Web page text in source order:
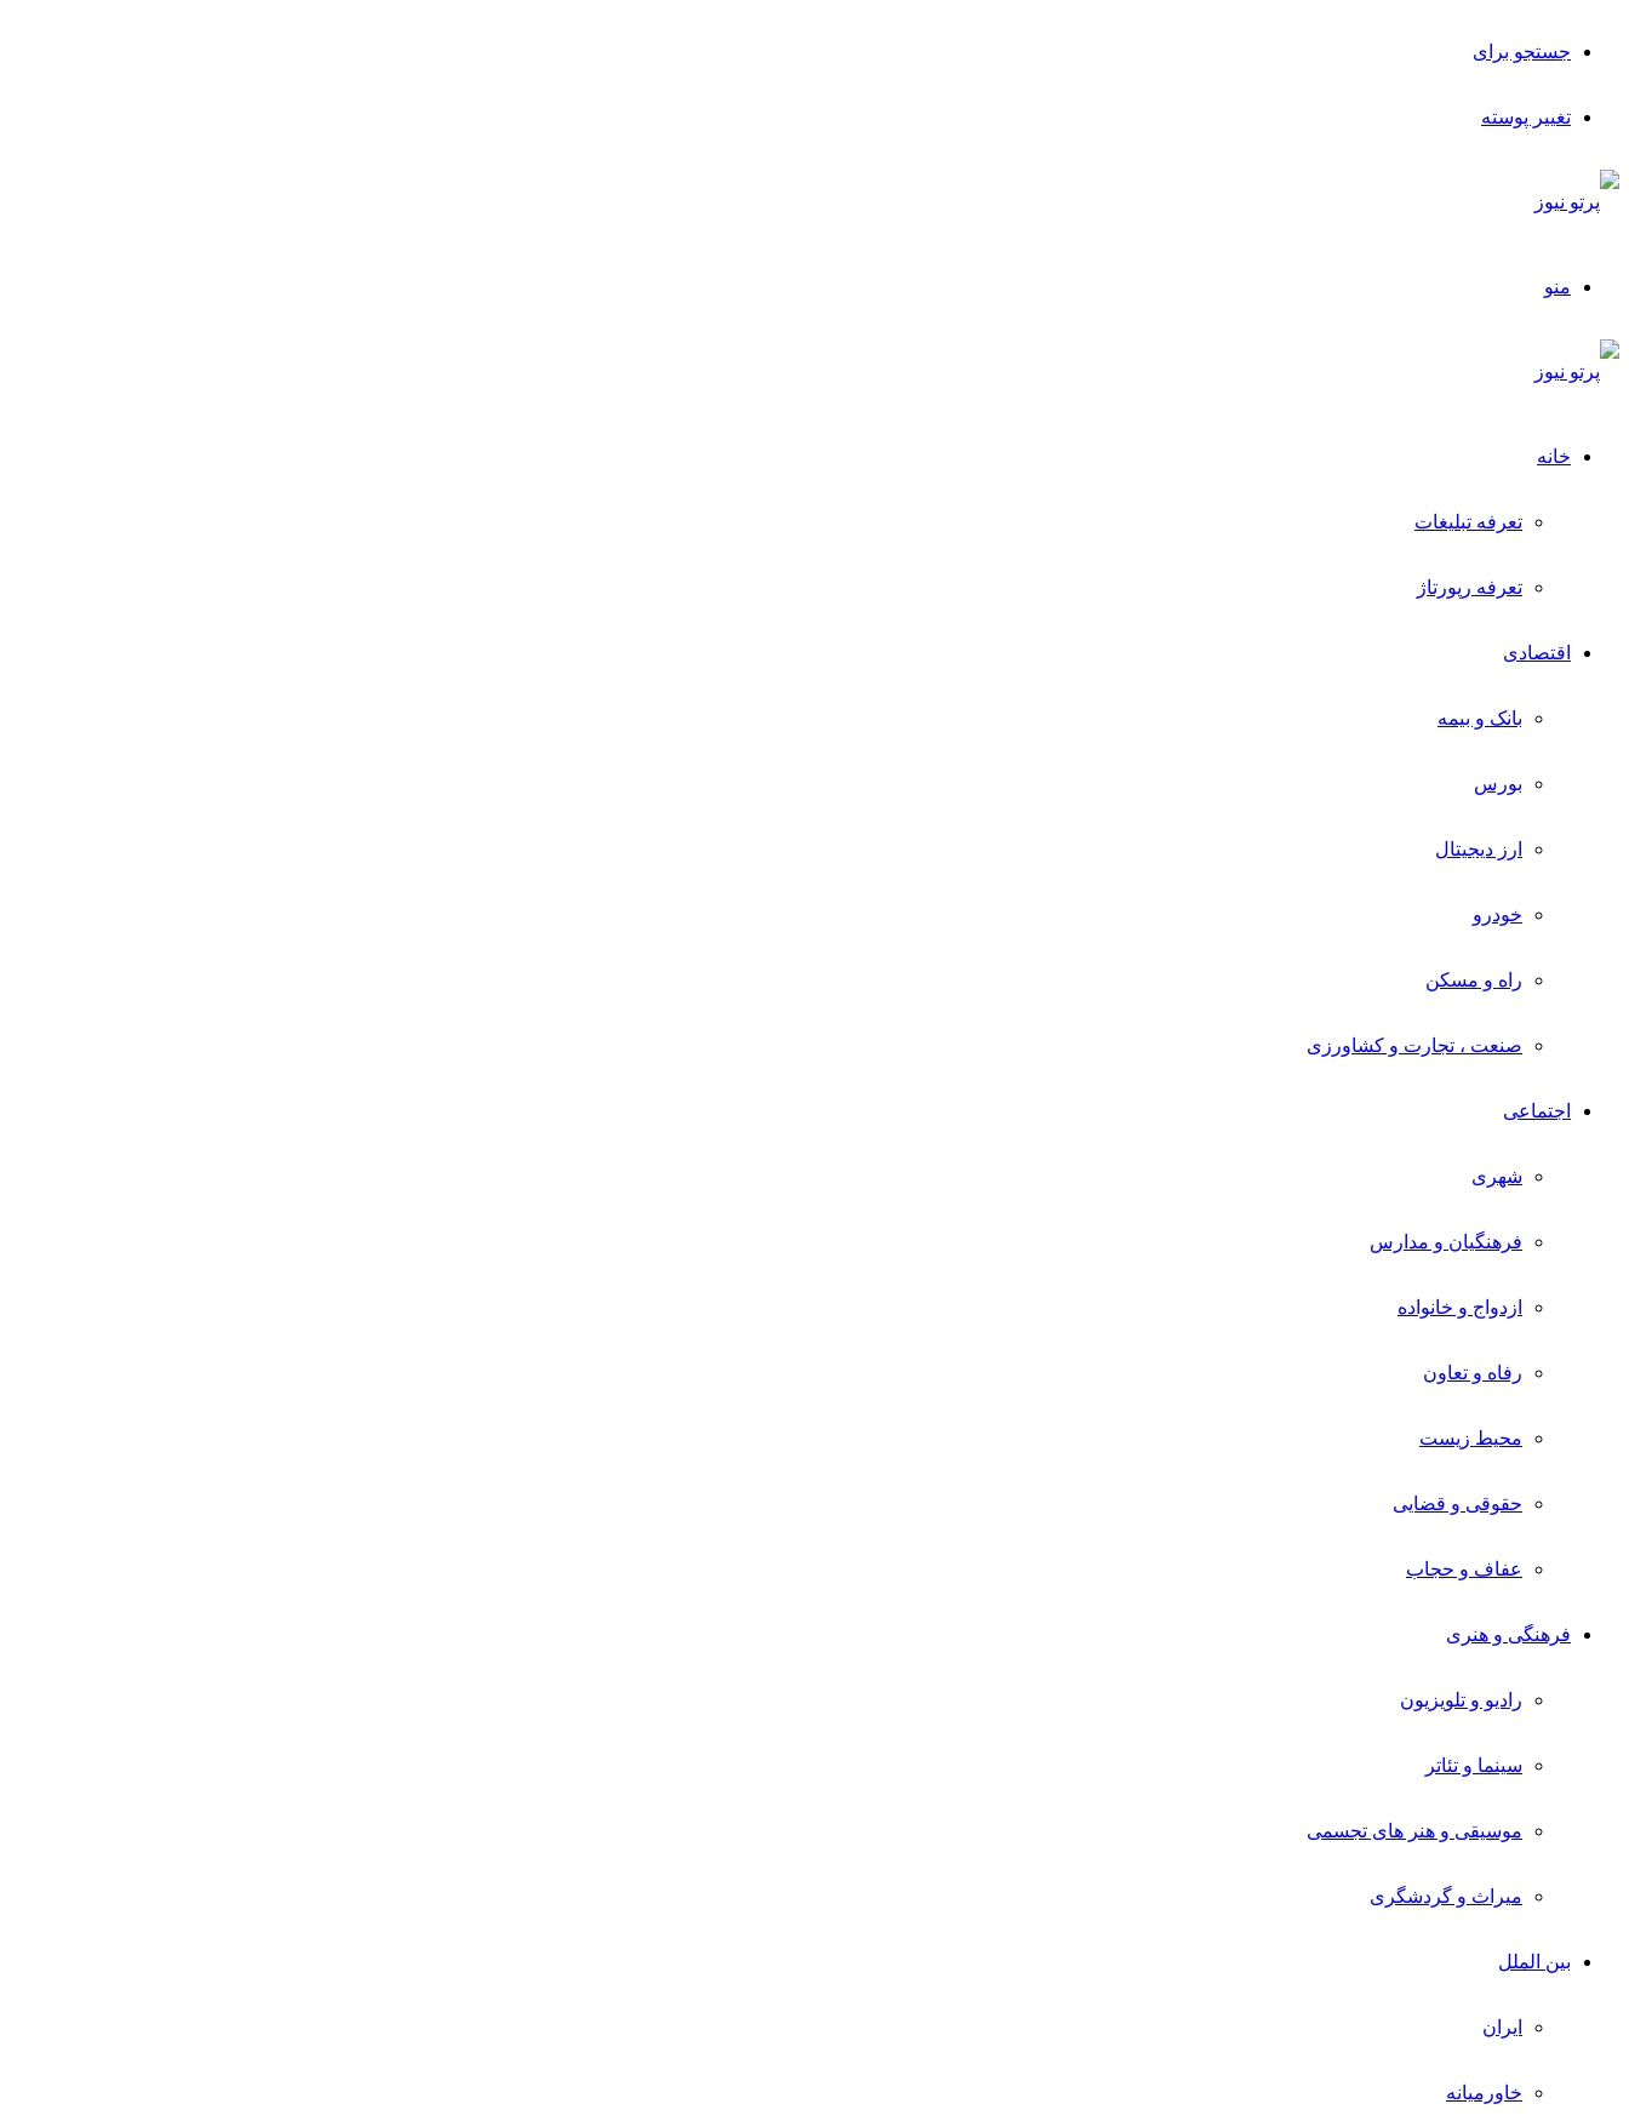
جستجو برای
تغییر پوسته
منو
خانه
تعرفه تبلیغات
تعرفه رپورتاژ
اقتصادی
بانک و بیمه
بورس
ارز دیجیتال
خودرو
راه و مسکن
صنعت ، تجارت و کشاورزی
اجتماعی
شهری
فرهنگیان و مدارس
ازدواج و خانواده
رفاه و تعاون
محیط زیست
حقوقی و قضایی
عفاف و حجاب
فرهنگی و هنری
رادیو و تلویزیون
سینما و تئاتر
موسیقی و هنر های تجسمی
میراث و گردشگری
بین الملل
ایران
خاورمیانه